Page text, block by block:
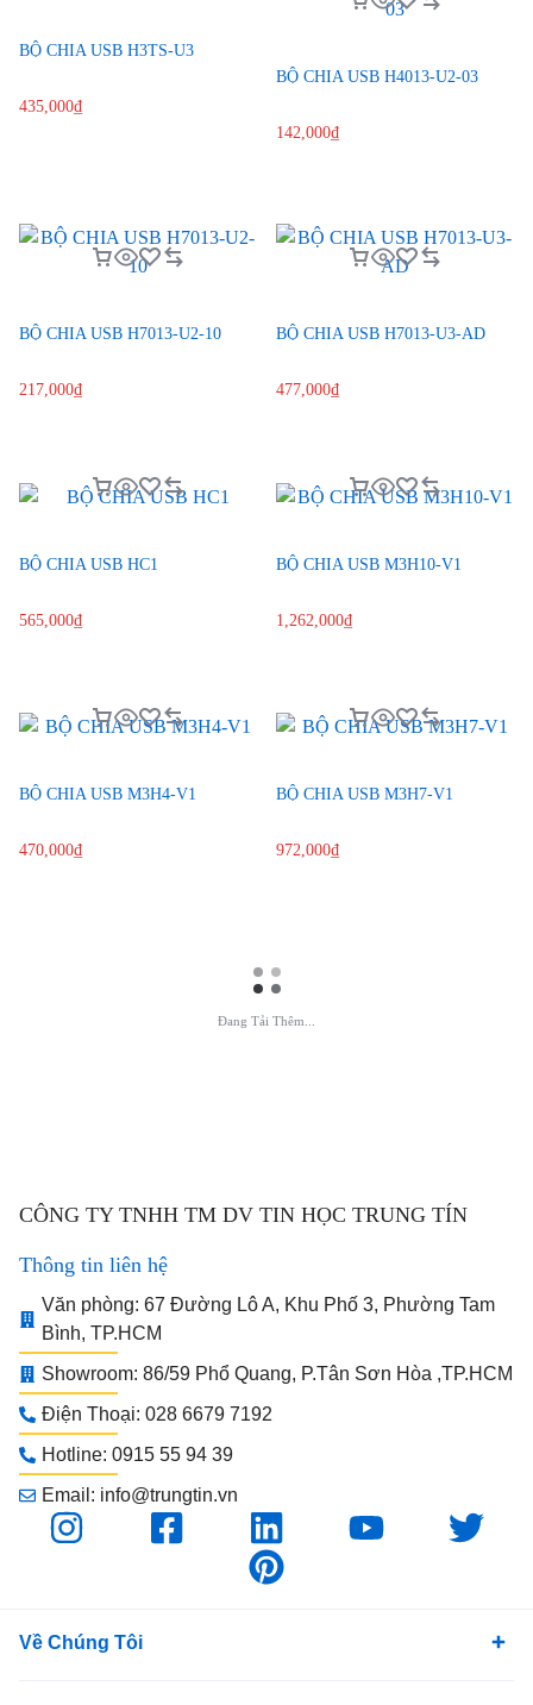
BỘ CHIA USB H3TS-U3
435,000₫
BỘ CHIA USB H4013-U2-03
142,000₫
BỘ CHIA USB H7013-U2-10
217,000₫
BỘ CHIA USB H7013-U3-AD
477,000₫
BỘ CHIA USB HC1
565,000₫
BỘ CHIA USB M3H10-V1
1,262,000₫
BỘ CHIA USB M3H4-V1
470,000₫
BỘ CHIA USB M3H7-V1
972,000₫
Đang Tải Thêm...
CÔNG TY TNHH TM DV TIN HỌC TRUNG TÍN
Thông tin liên hệ
Văn phòng: 67 Đường Lô A, Khu Phố 3, Phường Tam
Bình, TP.HCM
Showroom: 86/59 Phổ Quang, P.Tân Sơn Hòa ,TP.HCM
Điện Thoại: 028 6679 7192
Hotline: 0915 55 94 39
Email: info@trungtin.vn
Về Chúng Tôi